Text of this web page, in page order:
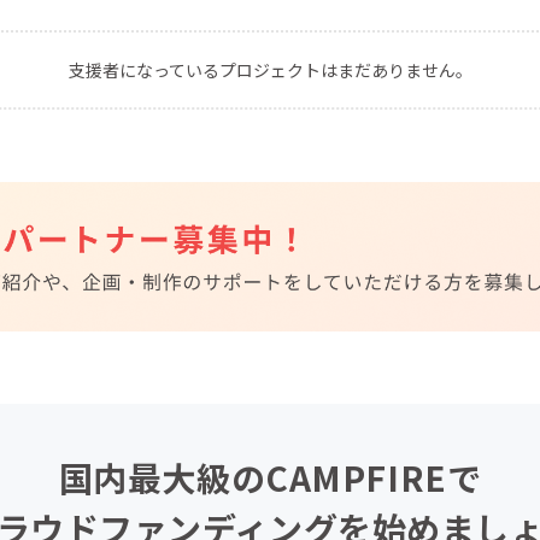
CAMPFIRE for Social Good
CAMPFIRE Creation
CAMPFIREふるさと納税
machi-ya コミュニティ
支援者になっているプロジェクトはまだありません。
国内最大級のCAMPFIREで
ウドファンディングを始めまし